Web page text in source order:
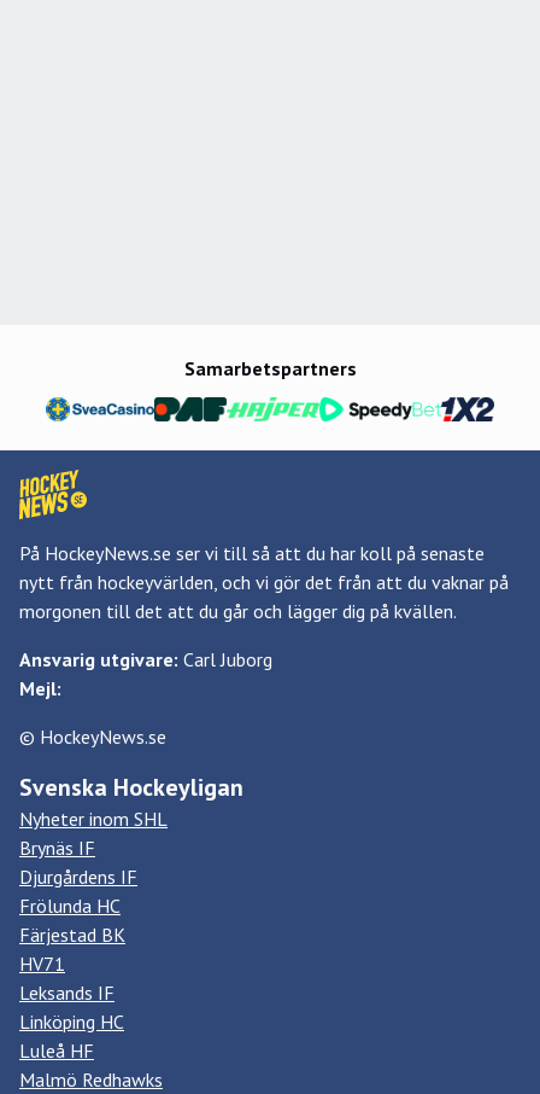
Samarbetspartners
På HockeyNews.se ser vi till så att du har koll på senaste
nytt från hockeyvärlden, och vi gör det från att du vaknar på
morgonen till det att du går och lägger dig på kvällen.
Ansvarig utgivare: Carl Juborg
Mejl:
© HockeyNews.se
Svenska Hockeyligan
Nyheter inom SHL
Brynäs IF
Djurgårdens IF
Frölunda HC
Färjestad BK
HV71
Leksands IF
Linköping HC
Luleå HF
Malmö Redhawks